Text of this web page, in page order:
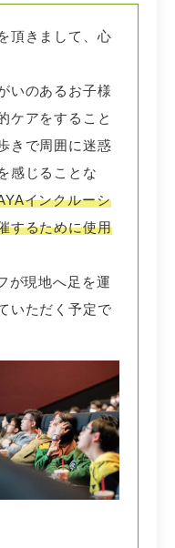
頂きまして、心
いのあるお子様
ケアをすること
きで周囲に迷惑
感じることな
インクルーシ
するために使用
が現地へ足を運
いただく予定で